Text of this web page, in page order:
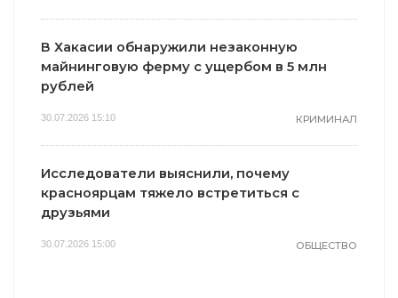
В Хакасии обнаружили незаконную
майнинговую ферму с ущербом в 5 млн
рублей
30.07.2026 15:10 КРИМИНАЛ
Исследователи выяснили, почему
красноярцам тяжело встретиться с
друзьями
30.07.2026 15:00 ОБЩЕСТВО